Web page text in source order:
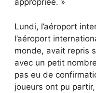
appropriée. »
Lundi, l’aéroport
l’aéroport
monde, avait repris
avec un petit
pas eu de
joueurs ont pu